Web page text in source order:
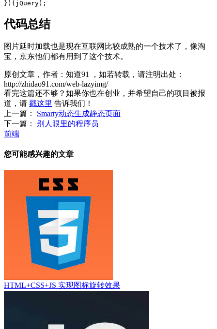
代码总结
图片延时加载也是现在互联网比较成熟的一个技术了，像淘
宝，京东他们都有用到了这个技术。
原创文章，作者：知道91
，如若转载，请注明出处：
http://zhidao91.com/web-lazyimg/
看完这篇还不够？如果你也在创业，并希望自己的项目被报
道，请 戳这里 告诉我们！
上一篇：
Smarty动态生成静态页面
下一篇：
别人眼里的程序员
前端
您可能感兴趣的文章
HTML+CSS+JS 实现图标旋转效果